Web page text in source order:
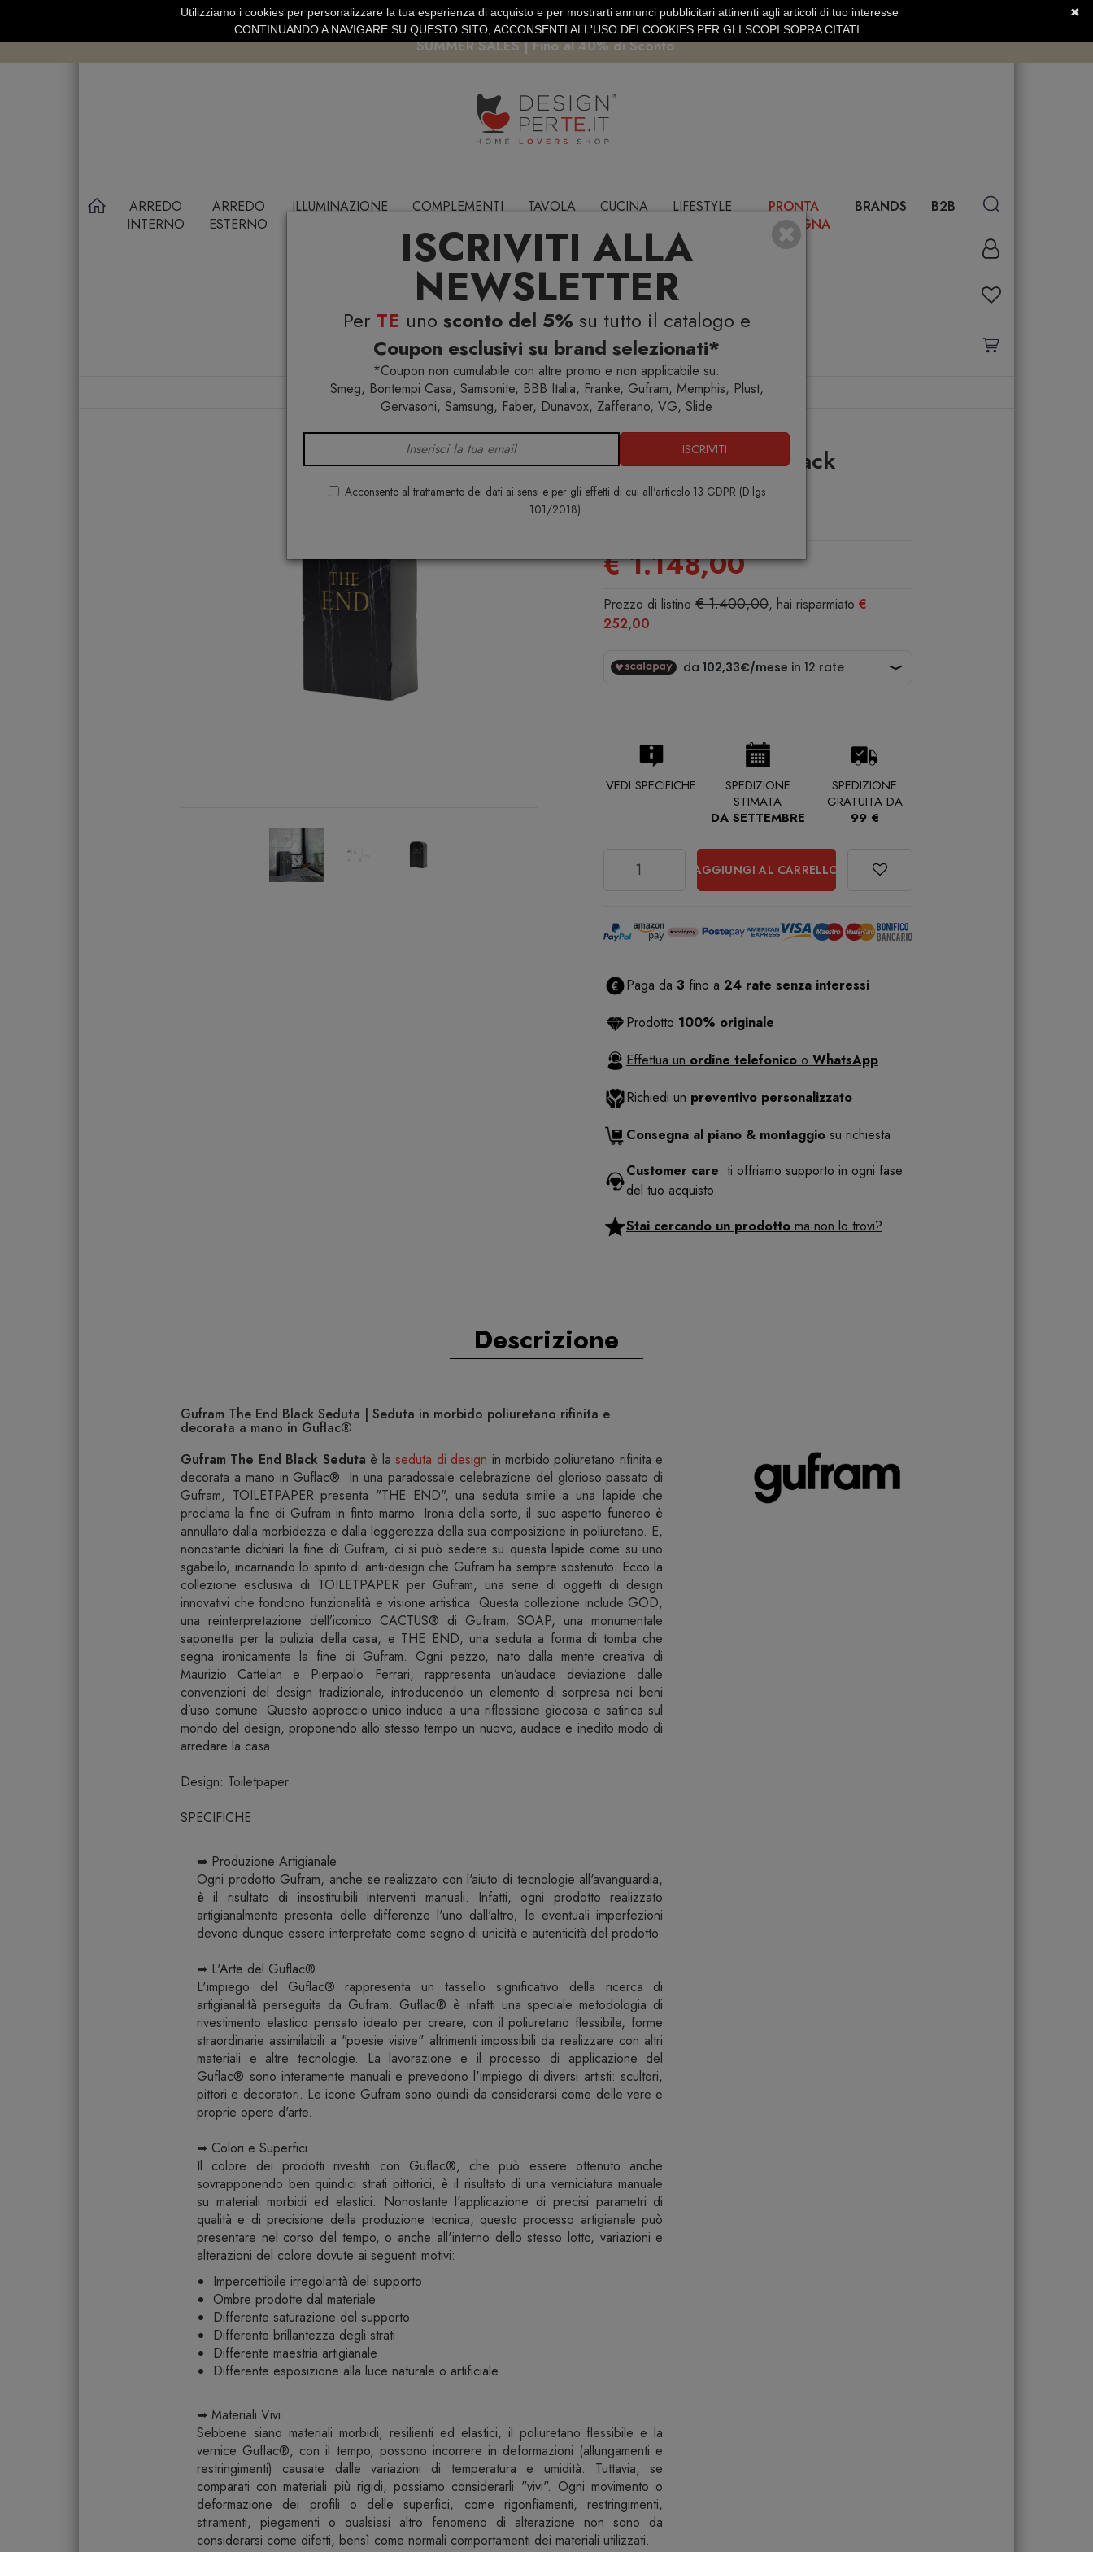
ISCRIVITI ALLA
NEWSLETTER
Per TE uno sconto del 5% su tutto il catalogo e
Coupon esclusivi su brand selezionati*
*Coupon non cumulabile con altre promo e non applicabile su:
Smeg, Bontempi Casa, Samsonite, BBB Italia, Franke, Gufram, Memphis, Plust,
Gervasoni, Samsung, Faber, Dunavox, Zafferano, VG, Slide
ISCRIVITI
Acconsento al trattamento dei dati ai sensi e per gli effetti di cui all'articolo 13 GDPR (D.lgs
101/2018)
SPEDIZIONE GRATUITA SOPRA 99 EURO PAGAMENTO SICURO PAYPAL · CARTA DI CREDITO SERVIZIO CLIENTI +39.0773.470.562
SUMMER SALES | Fino al 40% di Sconto
ARREDO
INTERNO
ARREDO
ESTERNO
ILLUMINAZIONE COMPLEMENTI TAVOLA CUCINA LIFESTYLE
PRONTA
CONSEGNA
BRANDS B2B
Home Arredo interno Pouf Gufram The End Black Seduta
Gufram The End Black
Seduta
€ 1.148,00
Prezzo di listino € 1.400,00, hai risparmiato €
252,00
VEDI SPECIFICHE
SPEDIZIONE
STIMATA
DA SETTEMBRE
SPEDIZIONE
GRATUITA DA
99 €
AGGIUNGI AL CARRELLO
Paga da 3 fino a 24 rate senza interessi
Prodotto 100% originale
Effettua un ordine telefonico o WhatsApp
Richiedi un preventivo personalizzato
Consegna al piano & montaggio su richiesta
Customer care: ti offriamo supporto in ogni fase
del tuo acquisto
Stai cercando un prodotto ma non lo trovi?
Descrizione
Gufram The End Black Seduta | Seduta in morbido poliuretano rifinita e
decorata a mano in Guflac®
Gufram The End Black Seduta è laseduta di design in morbido poliuretano rifinita e
decorata a mano in Guflac®. In una paradossale celebrazione del glorioso passato di
Gufram, TOILETPAPER presenta "THE END", una seduta simile a una lapide che
proclama la fine di Gufram in finto marmo. Ironia della sorte, il suo aspetto funereo è
annullato dalla morbidezza e dalla leggerezza della sua composizione in poliuretano. E,
nonostante dichiari la fine di Gufram, ci si può sedere su questa lapide come su uno
sgabello, incarnando lo spirito di anti-design che Gufram ha sempre sostenuto. Ecco la
collezione esclusiva di TOILETPAPER per Gufram, una serie di oggetti di design
innovativi che fondono funzionalità e visione artistica. Questa collezione include GOD,
una reinterpretazione dell’iconico CACTUS® di Gufram; SOAP, una monumentale
saponetta per la pulizia della casa, e THE END, una seduta a forma di tomba che
segna ironicamente la fine di Gufram. Ogni pezzo, nato dalla mente creativa di
Maurizio Cattelan e Pierpaolo Ferrari, rappresenta un’audace deviazione dalle
convenzioni del design tradizionale, introducendo un elemento di sorpresa nei beni
d’uso comune. Questo approccio unico induce a una riflessione giocosa e satirica sul
mondo del design, proponendo allo stesso tempo un nuovo, audace e inedito modo di
arredare la casa.
Design: Toiletpaper
SPECIFICHE
➥ Produzione Artigianale
Ogni prodotto Gufram, anche se realizzato con l'aiuto di tecnologie all'avanguardia,
è il risultato di insostituibili interventi manuali. Infatti, ogni prodotto realizzato
artigianalmente presenta delle differenze l'uno dall'altro; le eventuali imperfezioni
devono dunque essere interpretate come segno di unicità e autenticità del prodotto.
➥ L'Arte del Guflac®
L'impiego del Guflac® rappresenta un tassello significativo della ricerca di
artigianalità perseguita da Gufram. Guflac® è infatti una speciale metodologia di
rivestimento elastico pensato ideato per creare, con il poliuretano flessibile, forme
straordinarie assimilabili a "poesie visive" altrimenti impossibili da realizzare con altri
materiali e altre tecnologie. La lavorazione e il processo di applicazione del
Guflac® sono interamente manuali e prevedono l'impiego di diversi artisti: scultori,
pittori e decoratori. Le icone Gufram sono quindi da considerarsi come delle vere e
proprie opere d'arte.
➥ Colori e Superfici
Il colore dei prodotti rivestiti con Guflac®, che può essere ottenuto anche
sovrapponendo ben quindici strati pittorici, è il risultato di una verniciatura manuale
su materiali morbidi ed elastici. Nonostante l'applicazione di precisi parametri di
qualità e di precisione della produzione tecnica, questo processo artigianale può
presentare nel corso del tempo, o anche all'interno dello stesso lotto, variazioni e
alterazioni del colore dovute ai seguenti motivi:
Impercettibile irregolarità del supporto
Ombre prodotte dal materiale
Differente saturazione del supporto
Differente brillantezza degli strati
Differente maestria artigianale
Differente esposizione alla luce naturale o artificiale
➥ Materiali Vivi
Sebbene siano materiali morbidi, resilienti ed elastici, il poliuretano flessibile e la
vernice Guflac®, con il tempo, possono incorrere in deformazioni (allungamenti e
restringimenti) causate dalle variazioni di temperatura e umidità. Tuttavia, se
comparati con materiali più rigidi, possiamo considerarli "vivi". Ogni movimento o
deformazione dei profili o delle superfici, come rigonfiamenti, restringimenti,
stiramenti, piegamenti o qualsiasi altro fenomeno di alterazione non sono da
considerarsi come difetti, bensì come normali comportamenti dei materiali utilizzati.
✖
Utilizziamo i cookies per personalizzare la tua esperienza di acquisto e per mostrarti annunci pubblicitari attinenti agli articoli di tuo interesse
CONTINUANDO A NAVIGARE SU QUESTO SITO, ACCONSENTI ALL'USO DEI COOKIES PER GLI SCOPI SOPRA CITATI